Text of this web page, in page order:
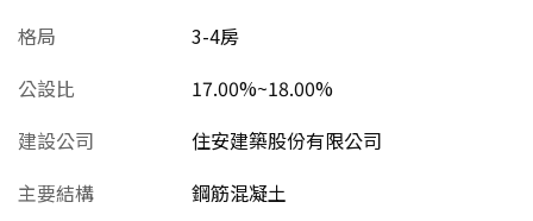
格局
3-4房
公設比
17.00%~18.00%
建設公司
住安建築股份有限公司
主要結構
鋼筋混凝土